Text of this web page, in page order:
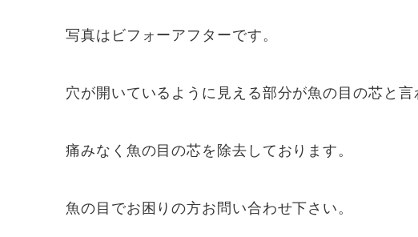
写真はビフォーアフターです。
穴が開いているように見える部分が魚の目の芯と言
痛みなく魚の目の芯を除去しております。
魚の目でお困りの方お問い合わせ下さい。